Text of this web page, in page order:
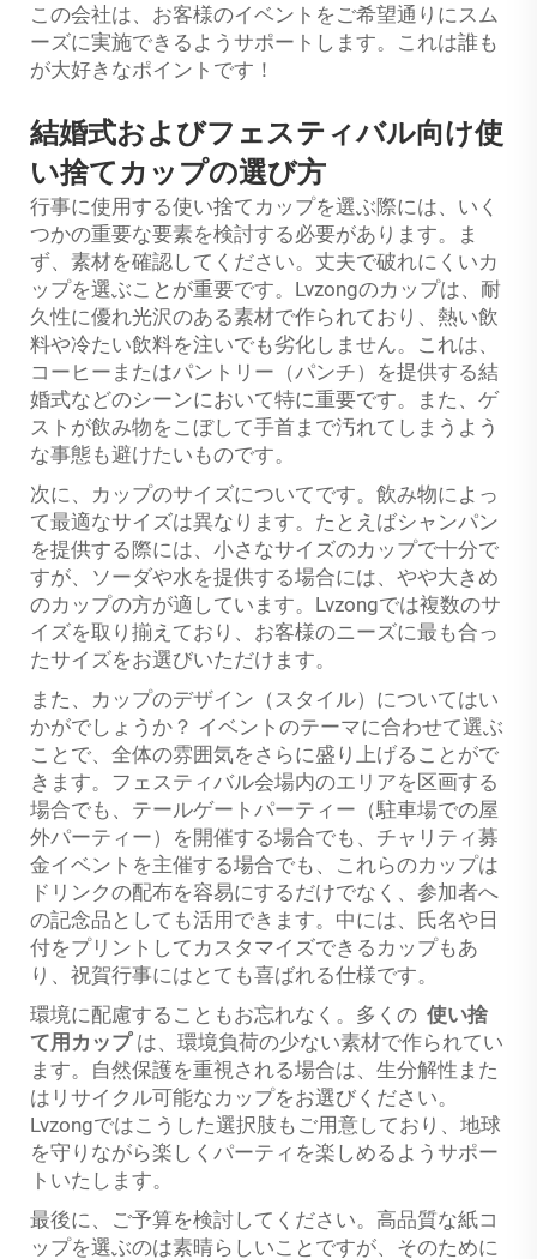
この会社は、お客様のイベントをご希望通りにスム
ーズに実施できるようサポートします。これは誰も
が大好きなポイントです！
結婚式およびフェスティバル向け使
い捨てカップの選び方
行事に使用する使い捨てカップを選ぶ際には、いく
つかの重要な要素を検討する必要があります。ま
ず、素材を確認してください。丈夫で破れにくいカ
ップを選ぶことが重要です。Lvzongのカップは、耐
久性に優れ光沢のある素材で作られており、熱い飲
料や冷たい飲料を注いでも劣化しません。これは、
コーヒーまたはパントリー（パンチ）を提供する結
婚式などのシーンにおいて特に重要です。また、ゲ
ストが飲み物をこぼして手首まで汚れてしまうよう
な事態も避けたいものです。
次に、カップのサイズについてです。飲み物によっ
て最適なサイズは異なります。たとえばシャンパン
を提供する際には、小さなサイズのカップで十分で
すが、ソーダや水を提供する場合には、やや大きめ
のカップの方が適しています。Lvzongでは複数のサ
イズを取り揃えており、お客様のニーズに最も合っ
たサイズをお選びいただけます。
また、カップのデザイン（スタイル）についてはい
かがでしょうか？ イベントのテーマに合わせて選ぶ
ことで、全体の雰囲気をさらに盛り上げることがで
きます。フェスティバル会場内のエリアを区画する
場合でも、テールゲートパーティー（駐車場での屋
外パーティー）を開催する場合でも、チャリティ募
金イベントを主催する場合でも、これらのカップは
ドリンクの配布を容易にするだけでなく、参加者へ
の記念品としても活用できます。中には、氏名や日
付をプリントしてカスタマイズできるカップもあ
り、祝賀行事にはとても喜ばれる仕様です。
環境に配慮することもお忘れなく。多くの 使い捨
て用カップ は、環境負荷の少ない素材で作られてい
ます。自然保護を重視される場合は、生分解性また
はリサイクル可能なカップをお選びください。
Lvzongではこうした選択肢もご用意しており、地球
を守りながら楽しくパーティを楽しめるようサポー
トいたします。
最後に、ご予算を検討してください。高品質な紙コ
ップを選ぶのは素晴らしいことですが、そのために